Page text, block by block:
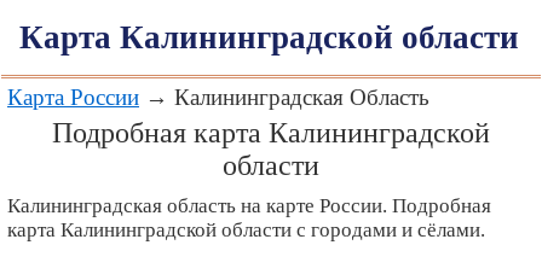
Карта Калининградской области
Карта России → Калининградская Область
Подробная карта Калининградской
области
Калининградская область на карте России. Подробная
карта Калининградской области с городами и сёлами.